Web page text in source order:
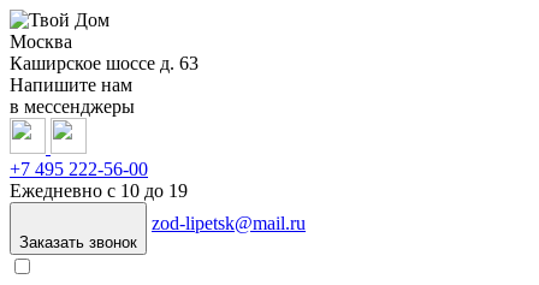
Москва
Каширское шоссе д. 63
Напишите нам
в мессенджеры
+7 495 222-56-00
Ежедневно с 10 до 19
Заказать звонок
zod-lipetsk@mail.ru